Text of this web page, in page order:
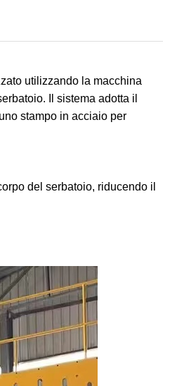
utilizzando la macchina
Il sistema adotta il
stampo in acciaio per
del serbatoio, riducendo il